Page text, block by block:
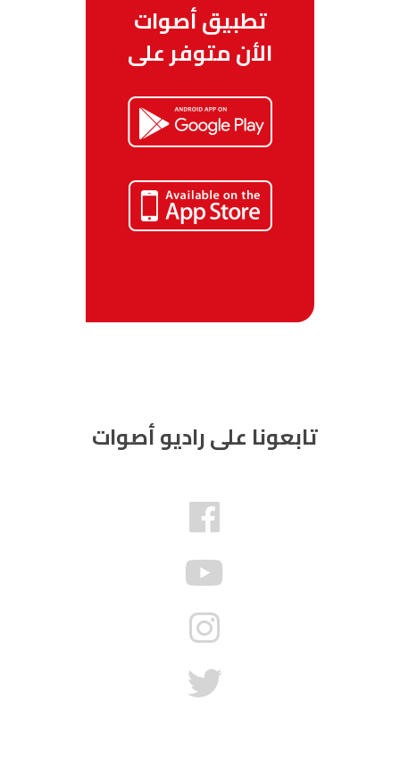
تطبيق أصوات
الأن متوفر على
تابعونا على راديو أصوات